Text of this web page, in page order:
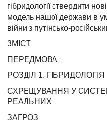
гібридології ствердити
модель нашої держави в
війни з путінсько-
3MICT
ПЕРЕДМОВА
РОЗДІЛ 1.
СХРЕЩУВАННЯ У
РЕАЛЬНИХ
ЗАГРОЗ